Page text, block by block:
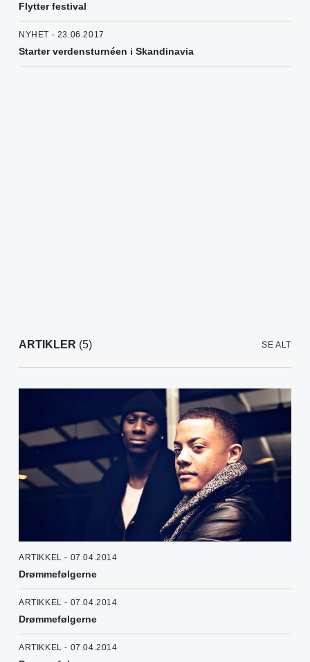
Flytter festival
NYHET - 23.06.2017
Starter verdensturnéen i Skandinavia
ARTIKLER (5) SE ALT
ARTIKKEL - 07.04.2014
Drømmefølgerne
ARTIKKEL - 07.04.2014
Drømmefølgerne
ARTIKKEL - 07.04.2014